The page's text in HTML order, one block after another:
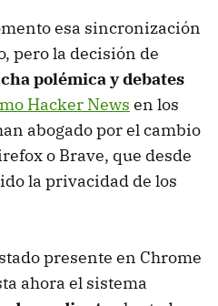
esa sincronización
pero la decisión de
polémica y debates
Hacker News en los
abogado por el cambio
o Brave, que desde
la privacidad de los
presente en Chrome
ahora el sistema